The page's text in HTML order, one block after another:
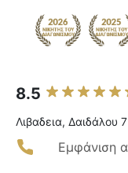
8.5
Λιβαδεια, Δαιδάλου 7
Εμφάνιση